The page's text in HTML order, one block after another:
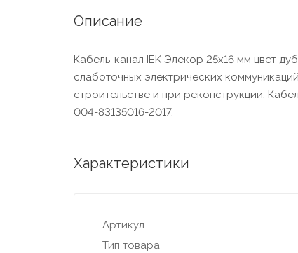
Описание
Кабель-канал IEK Элекор 25х16 мм цвет
слаботочных электрических
строительстве и при реконструкции.
004-83135016-2017.
Характеристики
Артикул
Тип товара